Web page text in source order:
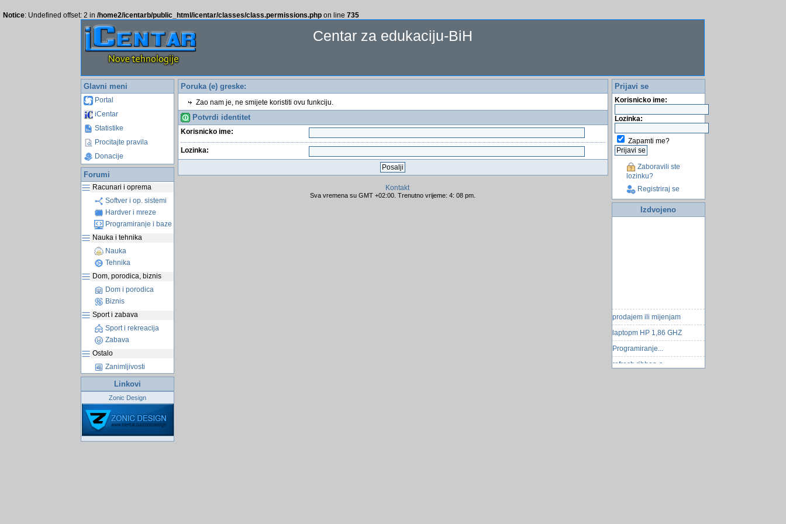
Notice: Undefined offset: 2 in /home2/icentarb/public_html/icentar/classes/class.permissions.php on line 735
Centar za edukaciju-BiH
Glavni meni
Portal
iCentar
Statistike
Procitajte pravila
Donacije
Forumi
Racunari i oprema
Softver i op. sistemi
Hardver i mreze
Programiranje i baze
Nauka i tehnika
Nauka
Tehnika
Dom, porodica, biznis
Dom i porodica
Biznis
Sport i zabava
Sport i rekreacija
Zabava
Ostalo
Zanimljivosti
Linkovi
Zonic Design
Poruka (e) greske:
Zao nam je, ne smijete koristiti ovu funkciju.
Potvrdi identitet
Korisnicko ime:
Lozinka:
Kontakt
Sva vremena su GMT +02:00. Trenutno vrijeme: 4: 08 pm.
Prijavi se
Korisnicko ime:
Lozinka:
Zapamti me?
Zaboravili ste
lozinku?
Registriraj se
Izdvojeno
prodajem ili mijenjam
laptopm HP 1,86 GHZ
Programiranje...
refresh ribbon-a